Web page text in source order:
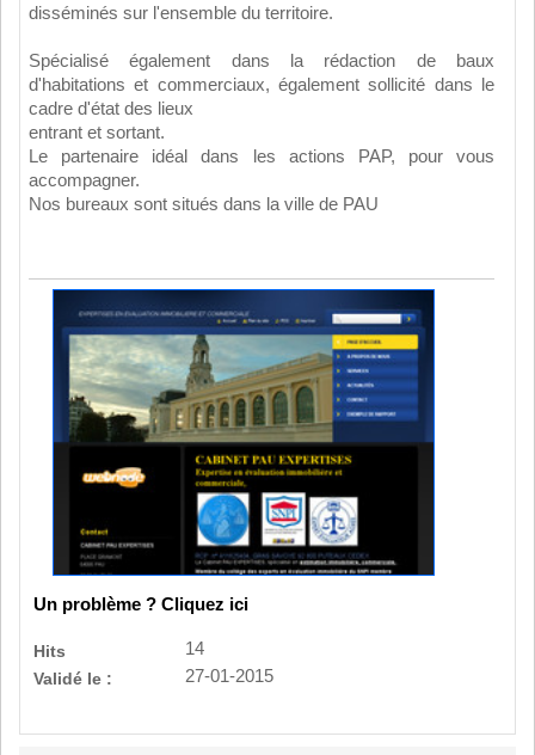
disséminés sur l'ensemble du territoire.
Spécialisé également dans la rédaction de baux
d'habitations et commerciaux, également sollicité dans le
cadre d'état des lieux
entrant et sortant.
Le partenaire idéal dans les actions PAP, pour vous
accompagner.
Nos bureaux sont situés dans la ville de PAU
Un problème ? Cliquez ici
Hits
14
Validé le :
27-01-2015